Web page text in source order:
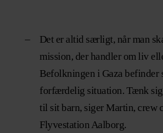
–
Det er altid særligt, når man
mission, der handler om liv
Befolkningen i Gaza befinder
forfærdelig situation. Tænk sig
til sit barn, siger Martin, crew
Flyvestation Aalborg.